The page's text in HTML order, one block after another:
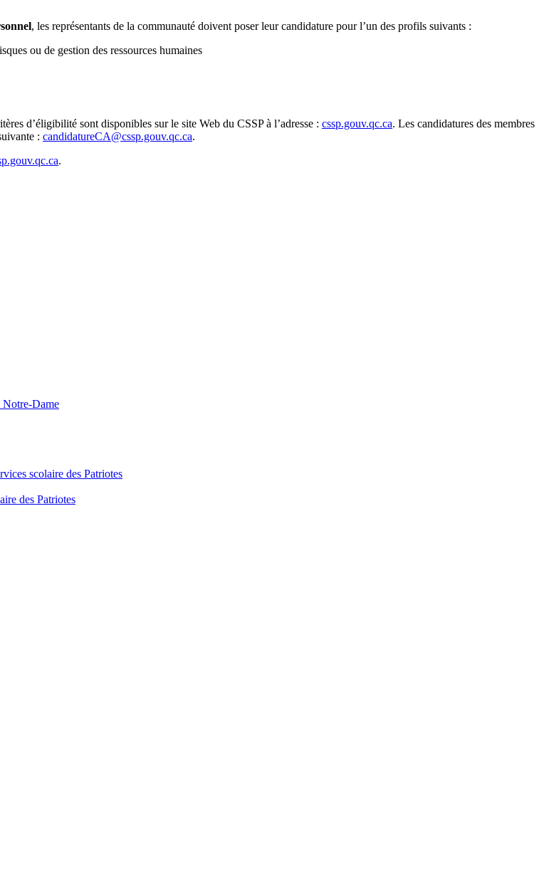
, les représentants de la communauté doivent poser leur candidature pour l’un des profils suivants :
ou de gestion des ressources humaines
d’éligibilité sont disponibles sur le site Web du CSSP à l’adresse : cssp.gouv.qc.ca. Les candidatures des membres
: candidatureCA@cssp.gouv.qc.ca.
.
Notre-Dame
scolaire des Patriotes
des Patriotes